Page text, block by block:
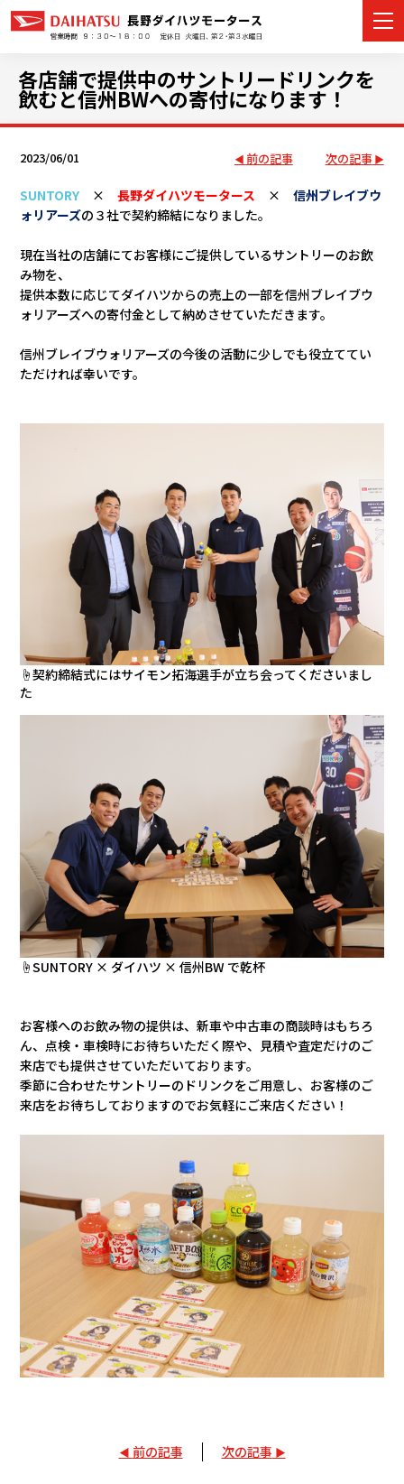
展示車・試乗車
ご購入者サポート
アフターサポート
リコ
お問
各店舗で提供中のサントリードリンクを
飲むと信州BWへの寄付になります！
2023/06/01 前の記事 次の記事
SUNTORY ×長野ダイハツモータース ×信州ブレイブウ
ォリアーズの３社で契約締結になりました。
現在当社の店舗にてお客様にご提供しているサントリーのお飲
み物を、
提供本数に応じてダイハツからの売上の一部を信州ブレイブウ
ォリアーズへの寄付金として納めさせていただきます。
信州ブレイブウォリアーズの今後の活動に少しでも役立ててい
ただければ幸いです。
☝契約締結式にはサイモン拓海選手が立ち会ってくださいまし
た
☝SUNTORY × ダイハツ × 信州BW で乾杯
お客様へのお飲み物の提供は、新車や中古車の商談時はもちろ
ん、点検・車検時にお待ちいただく際や、見積や査定だけのご
来店でも提供させていただいております。
季節に合わせたサントリーのドリンクをご用意し、お客様のご
来店をお待ちしておりますのでお気軽にご来店ください！
前の記事 次の記事